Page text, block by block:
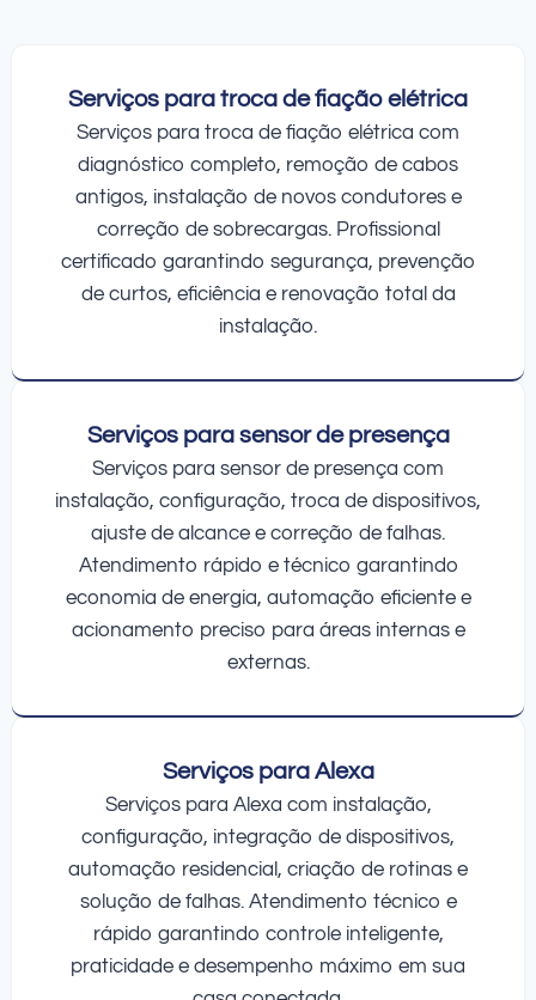
Serviços para troca de fiação elétrica
Serviços para troca de fiação elétrica com
diagnóstico completo, remoção de cabos
antigos, instalação de novos condutores e
correção de sobrecargas. Profissional
certificado garantindo segurança, prevenção
de curtos, eficiência e renovação total da
instalação.
Serviços para sensor de presença
Serviços para sensor de presença com
instalação, configuração, troca de dispositivos,
ajuste de alcance e correção de falhas.
Atendimento rápido e técnico garantindo
economia de energia, automação eficiente e
acionamento preciso para áreas internas e
externas.
Serviços para Alexa
Serviços para Alexa com instalação,
configuração, integração de dispositivos,
automação residencial, criação de rotinas e
solução de falhas. Atendimento técnico e
rápido garantindo controle inteligente,
praticidade e desempenho máximo em sua